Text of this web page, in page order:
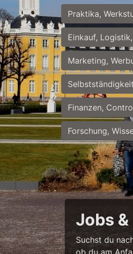
Praktika,
Einkauf,
Marketing,
Finanzen,
Forschung,
Jobs
Suchst du